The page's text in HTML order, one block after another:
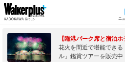
ニ
【臨港パーク席と宿泊ホ
花火を間近で堪能でき
ル」鑑賞ツアーを販売中